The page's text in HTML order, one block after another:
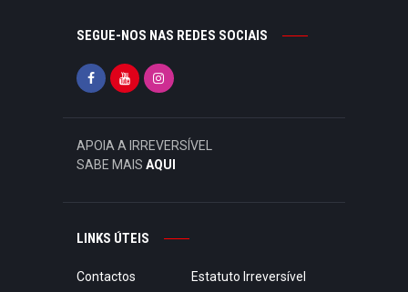
SEGUE-NOS NAS REDES SOCIAIS
APOIA A IRREVERSÍVEL
SABE MAIS AQUI
LINKS ÚTEIS
Contactos
Estatuto Irreversível